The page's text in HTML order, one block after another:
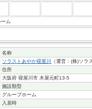
ム
名称
ソラストあやか寝屋川
（運営：(株)ソラ
住所
大阪府 寝屋川市 木屋元町13-5
施設類型
グループホーム
入居時